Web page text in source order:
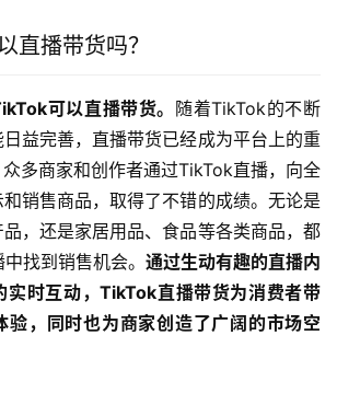
直播带货吗？
可以直播带货。 随着TikTok的不断
益完善，直播带货已经成为平台上的重
多商家和创作者通过TikTok直播，向全
销售商品，取得了不错的成绩。无论是
，还是家居用品、食品等各类商品，都
找到销售机会。 通过生动有趣的直播内
实时互动，TikTok直播带货为消费者带
验，同时也为商家创造了广阔的市场空